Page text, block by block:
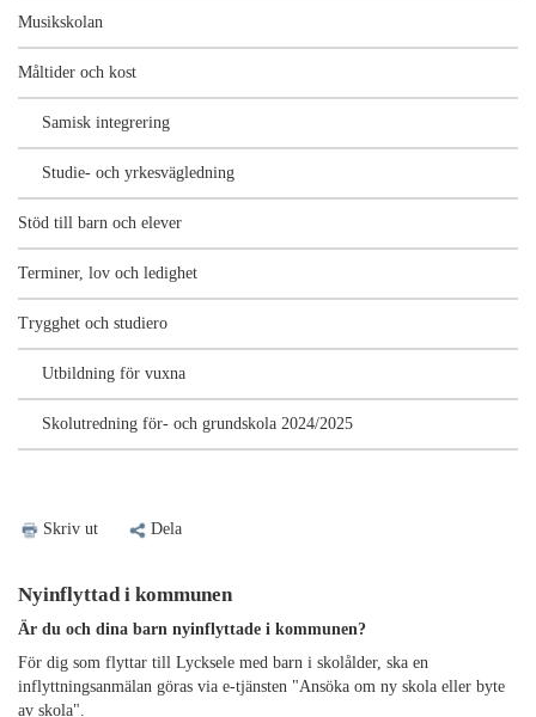
Musikskolan
Måltider och kost
Samisk integrering
Studie- och yrkesvägledning
Stöd till barn och elever
Terminer, lov och ledighet
Trygghet och studiero
Utbildning för vuxna
Skolutredning för- och grundskola 2024/2025
Skriv ut Dela
Nyinflyttad i kommunen
Är du och dina barn nyinflyttade i kommunen?
För dig som flyttar till Lycksele med barn i skolålder, ska en
inflyttningsanmälan göras via e-tjänsten "Ansöka om ny skola eller byte
av skola".